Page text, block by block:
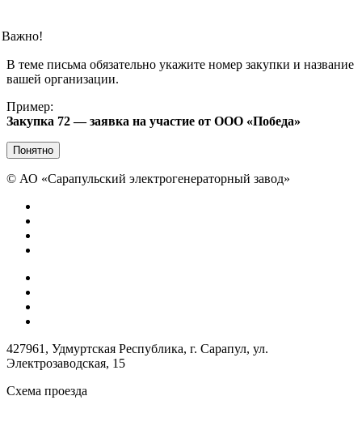
Важно!
В теме письма обязательно укажите номер закупки и название
вашей организации.
Пример:
Закупка 72 — заявка на участие от ООО «Победа»
Понятно
© АО «Сарапульский электрогенераторный завод»
427961, Удмуртская Республика, г. Сарапул, ул.
Электрозаводская, 15
Схема проезда